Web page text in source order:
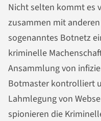
Nicht selten kommt es
zusammen mit
sogenanntes Botnetz
kriminelle
Ansammlung von
Botmaster kontrolliert
Lahmlegung von
spionieren die